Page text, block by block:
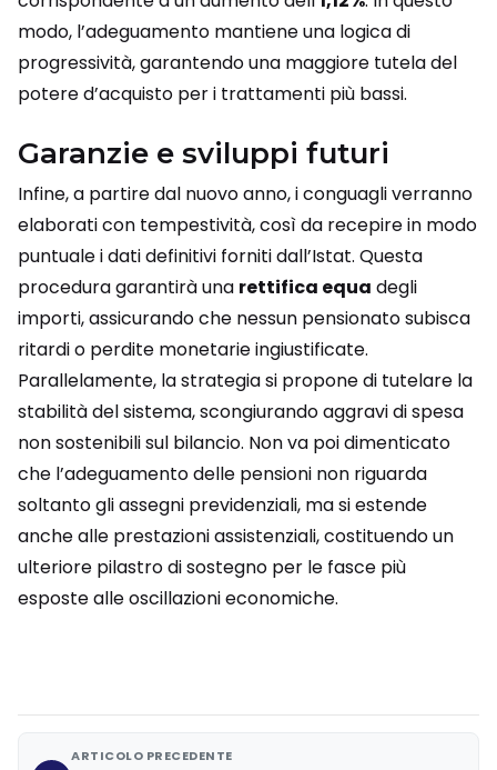
modo, l’adeguamento mantiene una logica di
progressività, garantendo una maggiore tutela del
potere d’acquisto per i trattamenti più bassi.
Garanzie e sviluppi futuri
Infine, a partire dal nuovo anno, i conguagli verranno
elaborati con tempestività, così da recepire in modo
puntuale i dati definitivi forniti dall’Istat. Questa
procedura garantirà una rettifica equa degli
importi, assicurando che nessun pensionato subisca
ritardi o perdite monetarie ingiustificate.
Parallelamente, la strategia si propone di tutelare la
stabilità del sistema, scongiurando aggravi di spesa
non sostenibili sul bilancio. Non va poi dimenticato
che l’adeguamento delle pensioni non riguarda
soltanto gli assegni previdenziali, ma si estende
anche alle prestazioni assistenziali, costituendo un
ulteriore pilastro di sostegno per le fasce più
esposte alle oscillazioni economiche.
ARTICOLO PRECEDENTE